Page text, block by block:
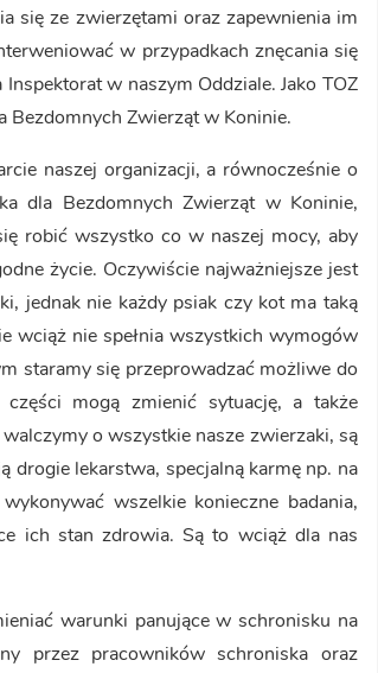
się ze zwierzętami oraz zapewnienia im
w przypadkach znęcania się
w naszym Oddziale. Jako TOZ
Bezdomnych Zwierząt w Koninie.
naszej organizacji, a równocześnie o
dla Bezdomnych Zwierząt w Koninie,
robić wszystko co w naszej mocy, aby
życie. Oczywiście najważniejsze jest
jednak nie każdy psiak czy kot ma taką
wciąż nie spełnia wszystkich wymogów
staramy się przeprowadzać możliwe do
mogą zmienić sytuację, a także
o wszystkie nasze zwierzaki, są
drogie lekarstwa, specjalną karmę np. na
wszelkie konieczne badania,
ich stan zdrowia. Są to wciąż dla nas
warunki panujące w schronisku na
przez pracowników schroniska oraz